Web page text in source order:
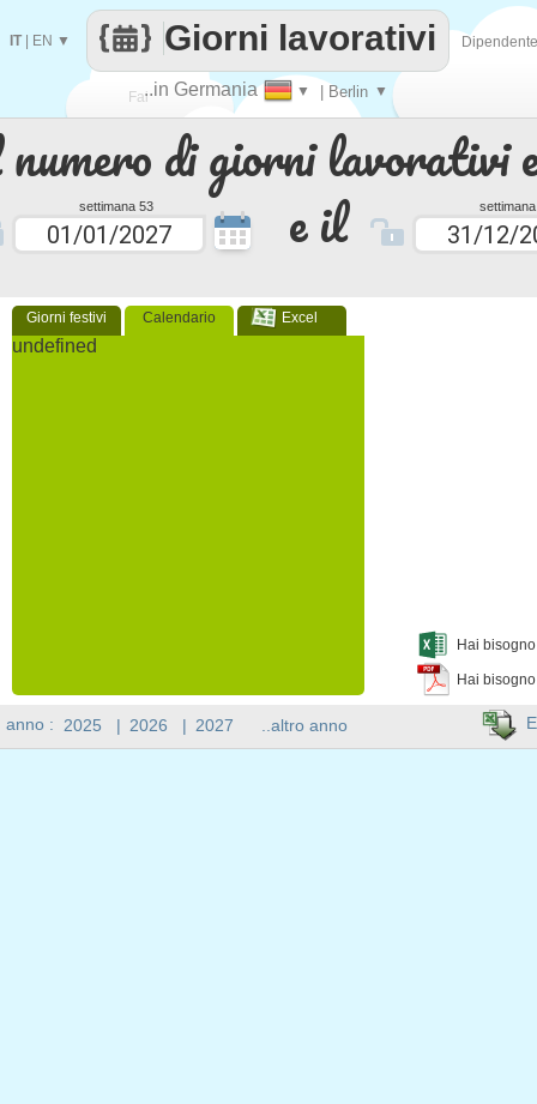
di giorni lavorativi
settimana 53 e il
Giorni festivi Calendario Excel
undefined
Hai
Hai
Fai
contare
..in Germania ▼ | Berlin ▼
Giorni lavorativi
IT| EN ▼
anno : 2025 | 2026 | 2027 ..altro anno